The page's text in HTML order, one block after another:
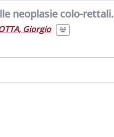
neoplasie colo-rettali.
Giorgio